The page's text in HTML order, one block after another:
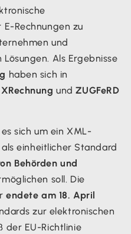
Rechnungen zu
und
Als Ergebnisse
haben sich in
XRechnung undZUGFeRD
sich um ein XML-
einheitlicher Standard
Behörden und
soll. Die
endete am 18. April
zur elektronischen
der EU-Richtlinie